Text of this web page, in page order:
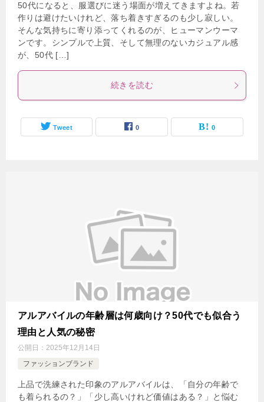
50代になると、服選びに迷う場面が増えてきますよね。若
作りは避けたいけれど、落ち着きすぎるのも少し寂しい。
そんな気持ちに寄り添ってくれるのが、ヒューマンウーマ
ンです。シンプルで上質、そして無理のないカジュアル感
が、50代 […]
続きを読む
Tweet 0 0
アルアバイルの年齢層は何歳向け？50代でも似合う
理由と人気の秘密
公開日： 2025年12月14日
ファッションブランド
上品で洗練された印象のアルアバイルは、「自分の年齢で
も着られるの？」「少し高いけれど価値はある？」と悩む